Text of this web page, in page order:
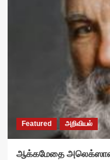
Featured அறிவியல்
ஆக்கமேதை